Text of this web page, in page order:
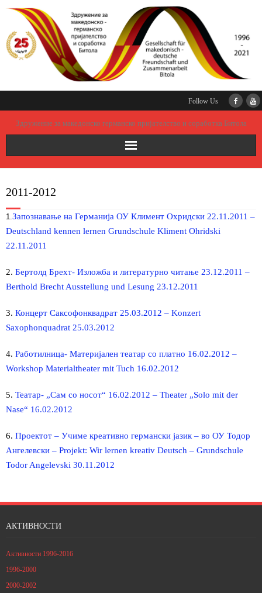
Follow Us
Здружение за македонско германско пријателство и соработка Битола
дома
претседателство
членство
за Битола
македонски јазик
2011-2012
1. Запознавање на Германија ОУ Климент Охридски 22.11.2011 –
Deutschland kennen lernen Grundschule Kliment Ohridski
22.11.2011
2. Бертолд Брехт- Изложба и литературно читање 23.12.2011 –
Berthold Brecht Ausstellung und Lesung 23.12.2011
3. Концерт Саксофонквадрат 25.03.2012 – Konzert
Saxophonquadrat 25.03.2012
4. Работилница- Материјален театар со платно 16.02.2012 –
Workshop Materialtheater mit Tuch 16.02.2012
5. Театар- „Сам со носот“ 16.02.2012 – Theater „Solo mit der
Nase“ 16.02.2012
6. Проектот – Учиме креативно германски јазик – во ОУ Тодор
Ангелевски – Projekt: Wir lernen kreativ Deutsch – Grundschule
Todor Angelevski 30.11.2012
АКТИВНОСТИ
Активности 1996-2016
1996-2000
2000-2002